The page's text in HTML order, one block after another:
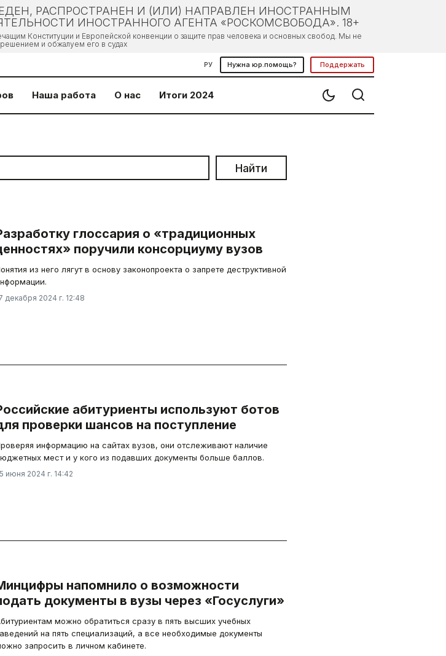
РАСПРОСТРАНЕН И (ИЛИ) НАПРАВЛЕН ИНОСТРАННЫМ
ИНОСТРАННОГО АГЕНТА «РОСКОМСВОБОДА». 18+
Конституции и Европейской конвенции о защите прав человека и основных свобод. Мы не
решением и обжалуем его в судах
РУ Нужна юр.помощь? Поддержать
Наша работа О нас Итоги 2024
Найти
глоссария о «традиционных
поручили консорциуму вузов
из него лягут в основу законопроекта о запрете деструктивной
декабря 2024 г. 12:48
абитуриенты используют ботов
проверки шансов на поступление
информацию на сайтах вузов, они отслеживают наличие
мест и у кого из подавших документы больше баллов.
июня 2024 г. 14:42
напомнило о возможности
документы в вузы через «Госуслуги»
можно обратиться сразу в пять высших учебных
на пять специализаций, а все необходимые документы
запросить в личном кабинете.